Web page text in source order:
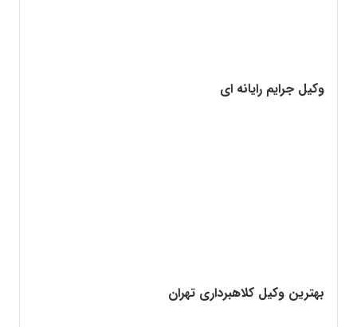
وکیل جرایم رایانه ای
بهترین وکیل کلاهبرداری تهران